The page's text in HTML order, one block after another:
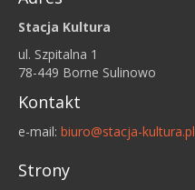
Stacja Kultura
ul. Szpitalna 1
78-449 Borne Sulinowo
Kontakt
e-mail: biuro@stacja-kultura.pl
Strony